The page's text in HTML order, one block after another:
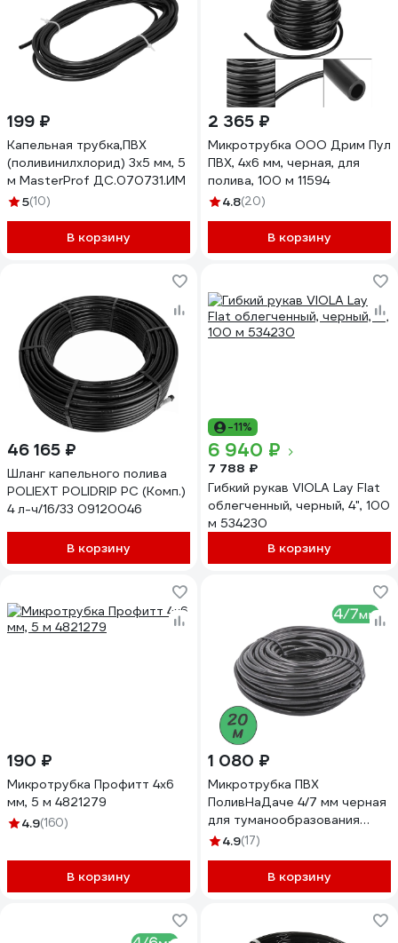
199 ₽
Капельная трубка,ПВХ
(поливинилхлорид) 3x5 мм, 5
м MasterProf ДС.070731.ИМ
5(10)
В корзину
2 365 ₽
Микротрубка ООО Дрим Пул
ПВХ, 4x6 мм, черная, для
полива, 100 м 11594
4.8(20)
В корзину
46 165 ₽
Шланг капельного полива
POLIEXT POLIDRIP PC (Комп.)
4 л-ч/16/33 09120046
В корзину
-11%
6 940 ₽
7 788 ₽
Гибкий рукав VIOLA Lay Flat
облегченный, черный, 4", 100
м 534230
В корзину
190 ₽
Микротрубка Профитт 4х6
мм, 5 м 4821279
4.9(160)
В корзину
1 080 ₽
Микротрубка ПВХ
ПоливНаДаче 4/7 мм черная
для туманообразования
намотка 20 м PVC47.20
4.9(17)
В корзину